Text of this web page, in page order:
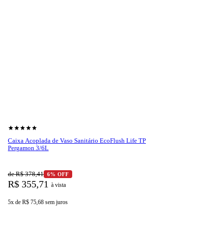
starstarstarstarstar
Caixa Acoplada de Vaso Sanitário EcoFlush Life TP
Pergamon 3/6L
de R$ 378,41 6% OFF
R$ 355,71 à vista
5x de R$ 75,68 sem juros